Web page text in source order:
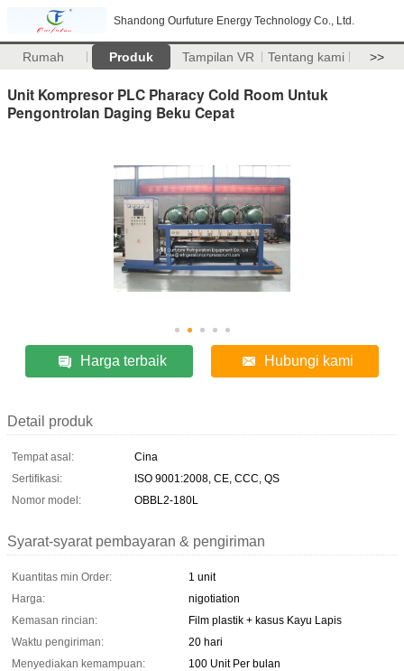
Shandong Ourfuture Energy Technology Co., Ltd.
Rumah Produk Tampilan VR Tentang kami >>
Unit Kompresor PLC Pharacy Cold Room Untuk
Pengontrolan Daging Beku Cepat
Harga terbaik Hubungi kami
Detail produk
Tempat asal:
Cina
Sertifikasi:
ISO 9001:2008, CE, CCC, QS
Nomor model:
OBBL2-180L
Syarat-syarat pembayaran & pengiriman
Kuantitas min Order:
1 unit
Harga:
nigotiation
Kemasan rincian:
Film plastik + kasus Kayu Lapis
Waktu pengiriman:
20 hari
Menyediakan kemampuan:
100 Unit Per bulan